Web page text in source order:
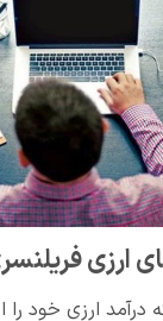
ارزی
درآمد ارزی خود